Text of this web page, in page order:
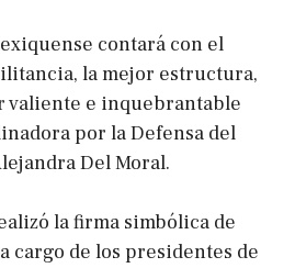
contará con el
la mejor estructura,
valiente e inquebrantable
por la Defensa del
Del Moral.
la firma simbólica de
cargo de los presidentes de